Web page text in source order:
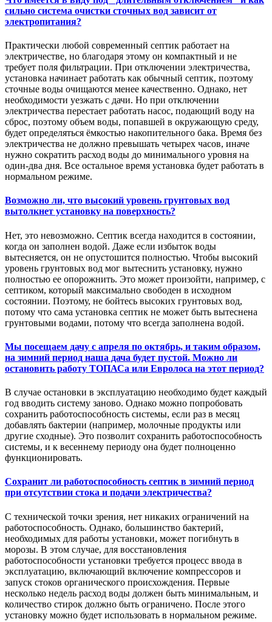
сильно система очистки сточных вод зависит от
электропитания?
Практически любой современный септик работает на
электричестве, но благодаря этому он компактный и не
требует поля фильтрации. При отключении электричества,
установка начинает работать как обычный септик, поэтому
сточные воды очищаются менее качественно. Однако, нет
необходимости уезжать с дачи. Но при отключении
электричества перестает работать насос, подающий воду на
сброс, поэтому объем воды, попавшей в окружающую среду,
будет определяться ёмкостью накопительного бака. Время без
электричества не должно превышать четырех часов, иначе
нужно сократить расход воды до минимального уровня на
один-два дня. Все остальное время установка будет работать в
нормальном режиме.
Возможно ли, что высокий уровень грунтовых вод
вытолкнет установку на поверхность?
Нет, это невозможно. Септик всегда находится в состоянии,
когда он заполнен водой. Даже если избыток воды
вытесняется, он не опустошится полностью. Чтобы высокий
уровень грунтовых вод мог вытеснить установку, нужно
полностью ее опорожнить. Это может произойти, например, с
септиком, который максимально свободен в исходном
состоянии. Поэтому, не бойтесь высоких грунтовых вод,
потому что сама установка септик не может быть вытеснена
грунтовыми водами, потому что всегда заполнена водой.
Мы посещаем дачу с апреля по октябрь, и таким образом,
на зимний период наша дача будет пустой. Можно ли
остановить работу ТОПАСа или Евролоса на этот период?
В случае остановки в эксплуатацию необходимо будет каждый
год вводить систему заново. Однако можно попробовать
сохранить работоспособность системы, если раз в месяц
добавлять бактерии (например, молочные продукты или
другие сходные). Это позволит сохранить работоспособность
системы, и к весеннему периоду она будет полноценно
функционировать.
Сохранит ли работоспособность септик в зимний период
при отсутствии стока и подачи электричества?
С технической точки зрения, нет никаких ограничений на
работоспособность. Однако, большинство бактерий,
необходимых для работы установки, может погибнуть в
морозы. В этом случае, для восстановления
работоспособности установки требуется процесс ввода в
эксплуатацию, включающий включение компрессоров и
запуск стоков органического происхождения. Первые
несколько недель расход воды должен быть минимальным, и
количество стирок должно быть ограничено. После этого
установку можно будет использовать в нормальном режиме.